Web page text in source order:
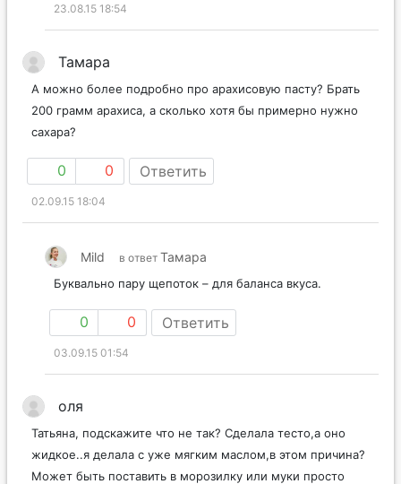
23.08.15 18:54
Тамара
А можно более подробно про арахисовую пасту? Брать
200 грамм арахиса, а сколько хотя бы примерно нужно
сахара?
0 0 Ответить
02.09.15 18:04
Mild в ответ Тамара
Буквально пару щепоток – для баланса вкуса.
0 0 Ответить
03.09.15 01:54
оля
Татьяна, подскажите что не так? Сделала тесто,а оно
жидкое..я делала с уже мягким маслом,в этом причина?
Может быть поставить в морозилку или муки просто